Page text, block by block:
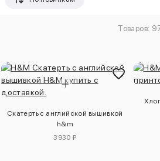
Товаров:
Скатерть с английской вышивкой
h&m
3930 ₽